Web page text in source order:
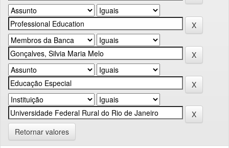
Retornar valores